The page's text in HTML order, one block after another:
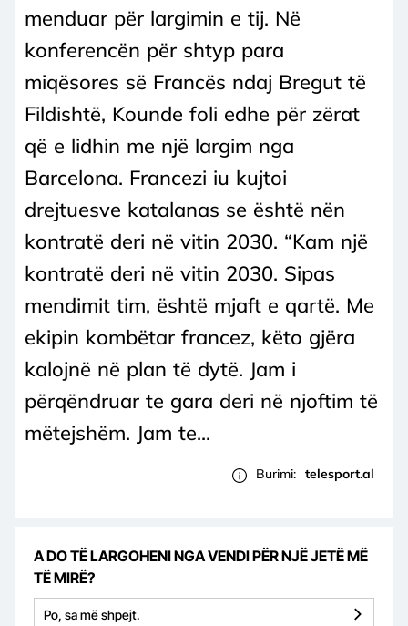
menduar për largimin e tij. Në
konferencën për shtyp para
miqësores së Francës ndaj Bregut të
Fildishtë, Kounde foli edhe për zërat
që e lidhin me një largim nga
Barcelona. Francezi iu kujtoi
drejtuesve katalanas se është nën
kontratë deri në vitin 2030. “Kam një
kontratë deri në vitin 2030. Sipas
mendimit tim, është mjaft e qartë. Me
ekipin kombëtar francez, këto gjëra
kalojnë në plan të dytë. Jam i
përqëndruar te gara deri në njoftim të
mëtejshëm. Jam te...
Burimi: telesport.al
A DO TË LARGOHENI NGA VENDI PËR NJË JETË MË
TË MIRË?
Po, sa më shpejt.